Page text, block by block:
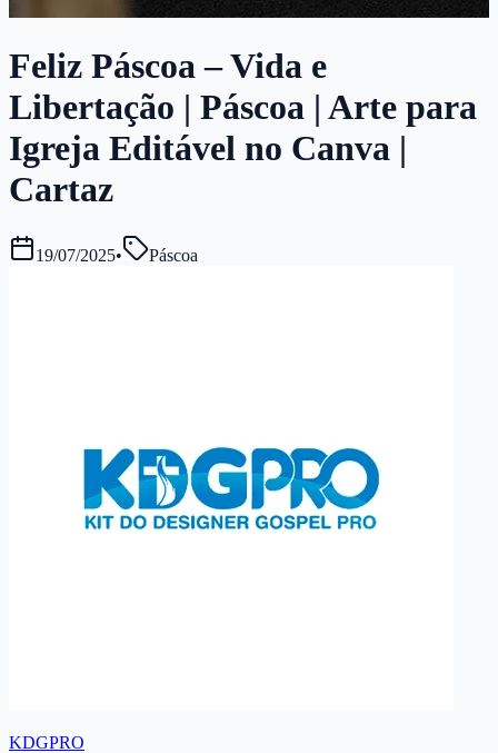
Feliz Páscoa – Vida e
Libertação | Páscoa | Arte para
Igreja Editável no Canva |
Cartaz
19/07/2025• Páscoa
KDGPRO